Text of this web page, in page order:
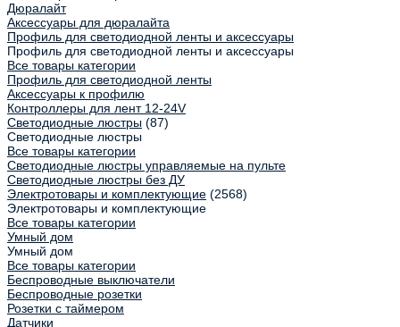
Дюралайт
Аксессуары для дюралайта
Профиль для светодиодной ленты и аксессуары
Профиль для светодиодной ленты и аксессуары
Все товары категории
Профиль для светодиодной ленты
Аксессуары к профилю
Контроллеры для лент 12-24V
Светодиодные люстры (87)
Светодиодные люстры
Все товары категории
Светодиодные люстры управляемые на пульте
Светодиодные люстры без ДУ
Электротовары и комплектующие (2568)
Электротовары и комплектующие
Все товары категории
Умный дом
Умный дом
Все товары категории
Беспроводные выключатели
Беспроводные розетки
Розетки с таймером
Датчики